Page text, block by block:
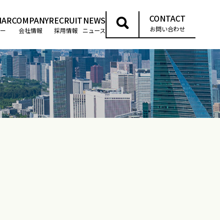
COMPANY
会社情報
RECRUIT
採用情報
NEWS
ニュース
CONTACT
お問い合わせ